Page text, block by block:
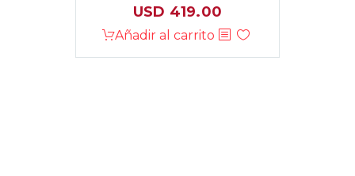
USD 419.00
Añadir al carrito